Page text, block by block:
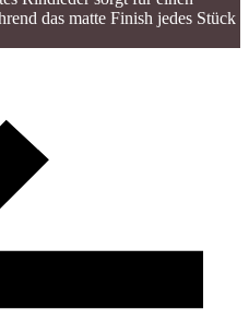
das matte Finish jedes Stück